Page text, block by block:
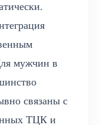
мужчин в
связаны с
ТЦК и